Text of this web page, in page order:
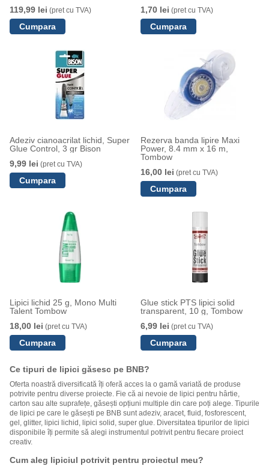
119,99 lei (pret cu TVA)
1,70 lei (pret cu TVA)
Adeziv cianoacrilat lichid, Super
Glue Control, 3 gr Bison
9,99 lei (pret cu TVA)
Rezerva banda lipire Maxi
Power, 8.4 mm x 16 m,
Tombow
16,00 lei (pret cu TVA)
Lipici lichid 25 g, Mono Multi
Talent Tombow
18,00 lei (pret cu TVA)
Glue stick PTS lipici solid
transparent, 10 g, Tombow
6,99 lei (pret cu TVA)
Ce tipuri de lipici găsesc pe BNB?
Oferta noastră diversificată îți oferă acces la o gamă variată de produse
potrivite pentru diverse proiecte. Fie că ai nevoie de lipici pentru hârtie,
carton sau alte suprafețe, găsești opțiuni multiple din care poți alege. Tipurile
de lipici pe care le găsești pe BNB sunt adeziv, aracet, fluid, fosforescent,
gel, glitter, lipici lichid, lipici solid, super glue. Diversitatea tipurilor de lipici
disponibile îți permite să alegi instrumentul potrivit pentru fiecare proiect
creativ.
Cum aleg lipiciul potrivit pentru proiectul meu?